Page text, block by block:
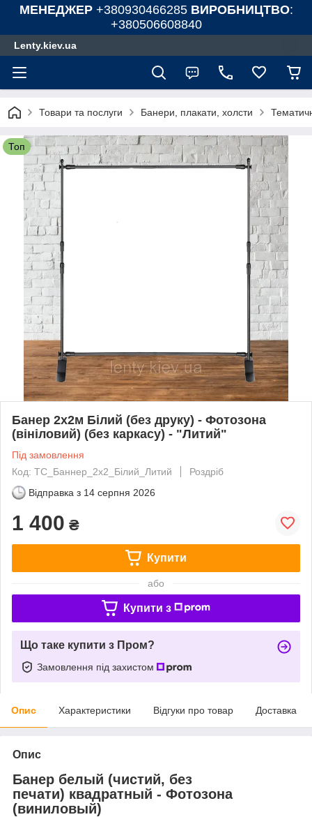
МЕНЕДЖЕР +380930466285 ВИРОБНИЦТВО:
+380506608840
Lenty.kiev.ua
Товари та послуги Банери, плакати, холсти
Топ
Банер 2х2м Білий (без друку) - Фотозона
(вініловий) (без каркасу) - "Литий"
Під замовлення
Код: ТС_Баннер_2х2_Білий_Литий
Роздріб
Відправка з 14 серпня 2026
1 400 ₴
Купити
або
Купити з
Що таке купити з Пром?
Замовлення під захистом
Опис Характеристики Відгуки про товар Доставка
Опис
Банер белый (чистий, без
печати) квадратный - Фотозона
(виниловый)